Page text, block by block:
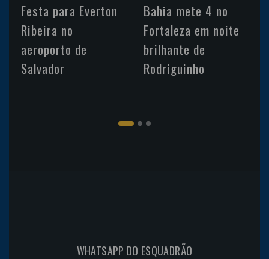
Festa para Everton
Ribeira no
aeroporto de
Salvador
Bahia mete 4 no
Fortaleza em noite
brilhante de
Rodriguinho
WHATSAPP DO ESQUADRÃO